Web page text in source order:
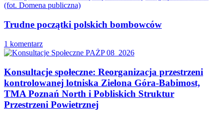
Trudne początki polskich bombowców
1 komentarz
Konsultacje społeczne: Reorganizacja przestrzeni
kontrolowanej lotniska Zielona Góra-Babimost,
TMA Poznań North i Pobliskich Struktur
Przestrzeni Powietrznej